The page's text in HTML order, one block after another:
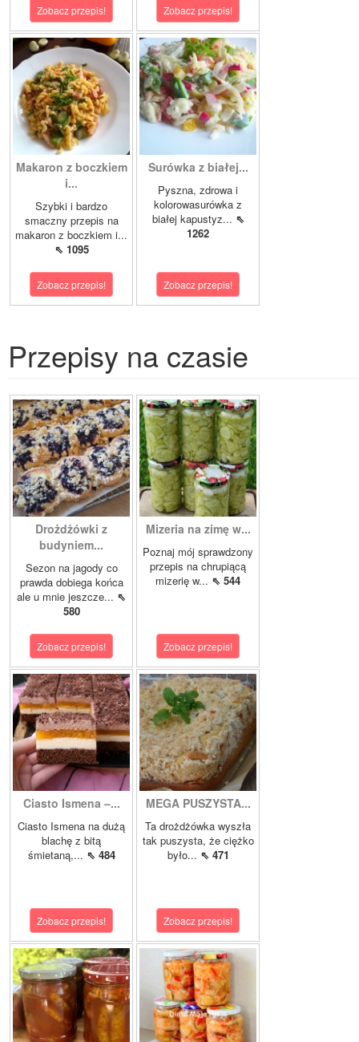
Zobacz przepis! Zobacz przepis!
Makaron z boczkiem
i...
Szybki i bardzo
smaczny przepis na
makaron z boczkiem i...
⇖ 1095
Zobacz przepis!
Surówka z białej...
Pyszna, zdrowa i
kolorowasurówka z
białej kapustyz... ⇖
1262
Zobacz przepis!
Przepisy na czasie
Drożdżówki z
budyniem...
Sezon na jagody co
prawda dobiega końca
ale u mnie jeszcze... ⇖
580
Zobacz przepis!
Mizeria na zimę w...
Poznaj mój sprawdzony
przepis na chrupiącą
mizerię w... ⇖ 544
Zobacz przepis!
Ciasto Ismena –...
Ciasto Ismena na dużą
blachę z bitą
śmietaną,... ⇖ 484
Zobacz przepis!
MEGA PUSZYSTA...
Ta drożdżówka wyszła
tak puszysta, że ciężko
było... ⇖ 471
Zobacz przepis!